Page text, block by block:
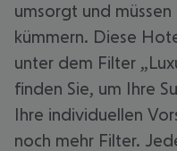
umsorgt und müssen
kümmern. Diese
unter dem Filter
finden Sie, um Ihre
Ihre individuellen
noch mehr Filter.